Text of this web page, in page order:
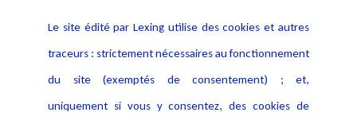
Alerte professionnelle
Déclaration d'accessibilité
Notice Légale
Politique de protection des
Publications
Le site édité par Lexing utilise des cookies et autres
traceurs : strictement nécessaires au fonctionnement
du site (exemptés de consentement) ; et,
uniquement si vous y consentez, des cookies de